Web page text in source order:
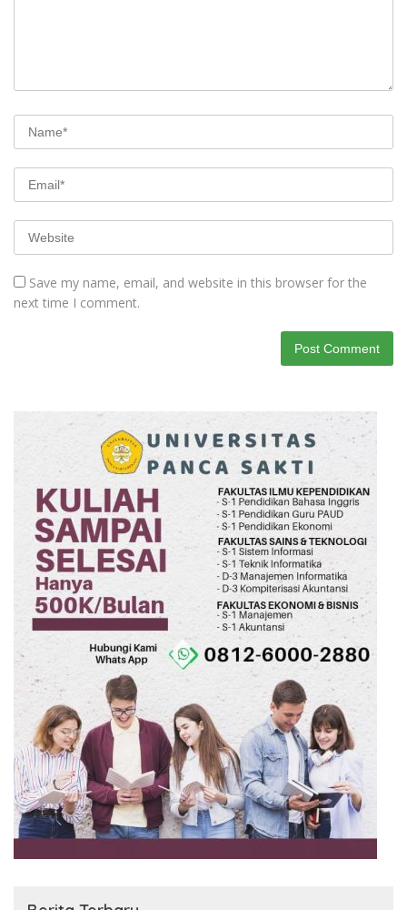
Save my name, email, and website in this browser for the
next time I comment.